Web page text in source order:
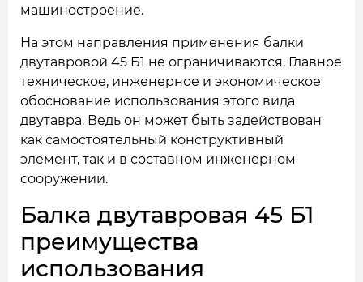
машиностроение.
На этом направления применения балки
двутавровой 45 Б1 не ограничиваются. Главное
техническое, инженерное и экономическое
обоснование использования этого вида
двутавра. Ведь он может быть задействован
как самостоятельный конструктивный
элемент, так и в составном инженерном
сооружении.
Балка двутавровая 45 Б1
преимущества
использования